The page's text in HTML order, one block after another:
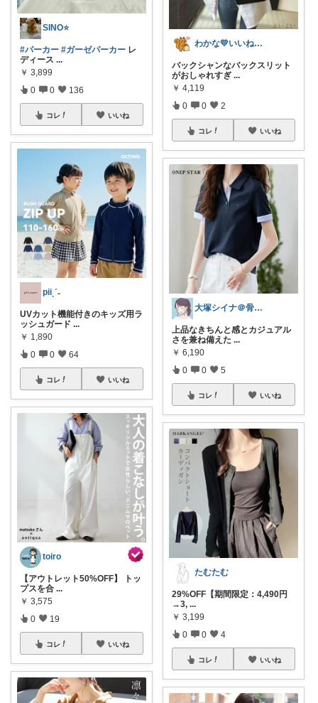
SINO⭐️
#パーカー #ガーゼパーカー レ
ディース ...
￥ 3,899
0 0 136
コレ いいね
piiˎˊ˗
UVカット機能付きのキッズ用ラ
ッシュガード ...
￥ 1,890
0 0 64
コレ いいね
toiro
【アウトレット50%OFF】 トッ
プスを合 ...
￥ 3,575
0 19
コレ いいね
わかな💛いいね＆フォローに感謝💛
バックシャンなバックスリット
がおしゃれすぎ ...
￥ 4,119
0 0 2
コレ いいね
大塚シイナ＠骨ストselect shop
上品なきちんと感とカジュアル
さを兼ね備えた ...
￥ 6,190
0 0 5
コレ いいね
たむたむ
29%OFF【期間限定：4,490円
→3, ...
￥ 3,199
0 0 4
コレ いいね